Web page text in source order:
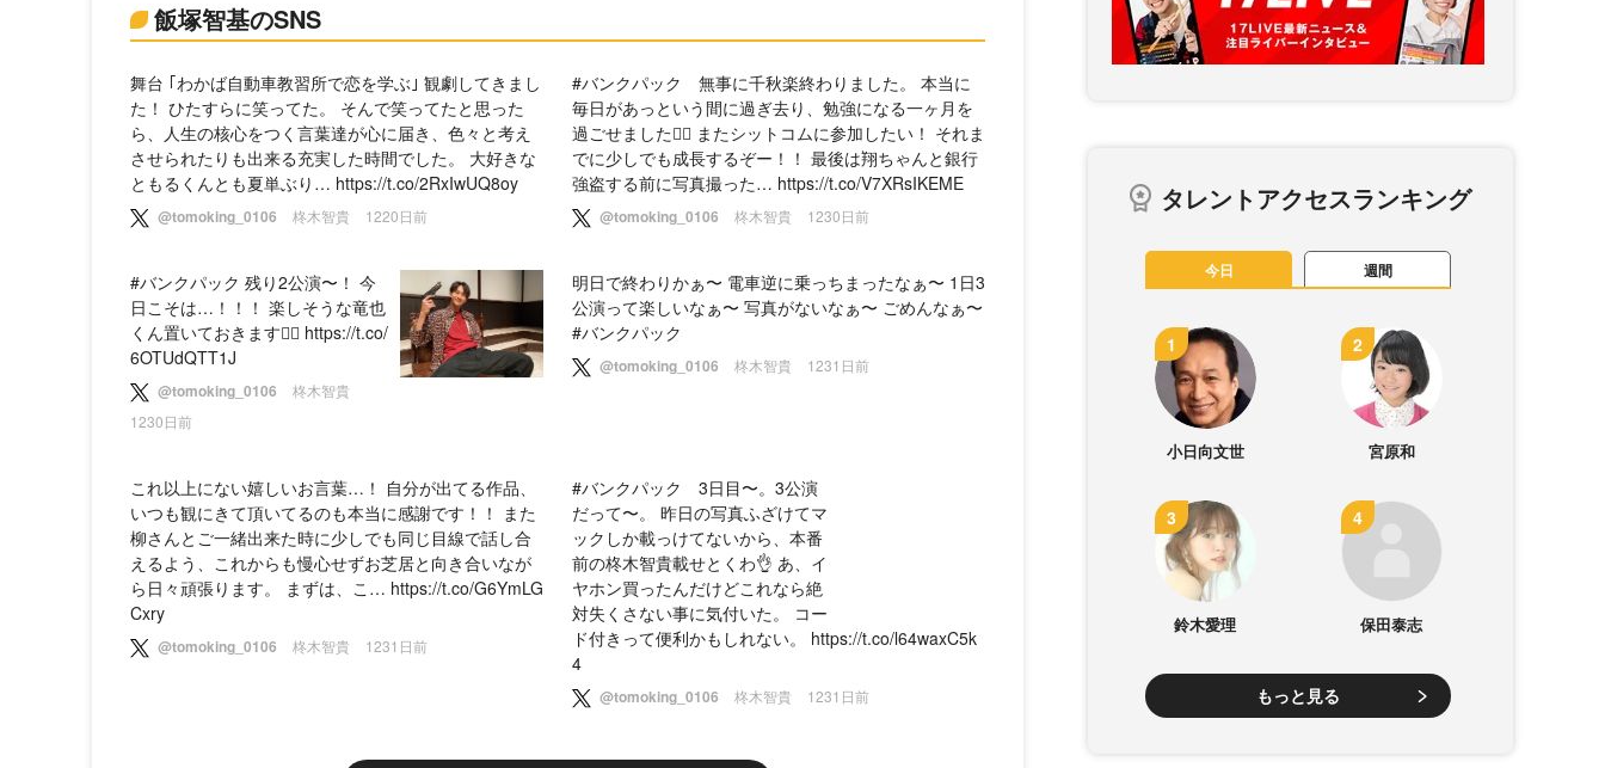
飯塚智基のSNS
舞台 ｢わかば自動車教習所で恋を学ぶ｣ 観劇してきまし
た！ ひたすらに笑ってた。 そんで笑ってたと思った
ら、人生の核心をつく言葉達が心に届き、色々と考え
させられたりも出来る充実した時間でした。 大好きな
ともるくんとも夏単ぶり… https://t.co/2RxIwUQ8oy
@tomoking_0106 柊木智貴 1220日前
#バンクパック 無事に千秋楽終わりました。 本当に
毎日があっという間に過ぎ去り、勉強になる一ヶ月を
過ごせました🙆‍♂️ またシットコムに参加したい！ それま
でに少しでも成長するぞー！！ 最後は翔ちゃんと銀行
強盗する前に写真撮った… https://t.co/V7XRsIKEME
@tomoking_0106 柊木智貴 1230日前
#バンクパック 残り2公演〜！ 今
日こそは…！！！ 楽しそうな竜也
くん置いておきます🙆‍♂️ https://t.co/
6OTUdQTT1J
@tomoking_0106
柊木智貴
1230日前
明日で終わりかぁ〜 電車逆に乗っちまったなぁ〜 1日3
公演って楽しいなぁ〜 写真がないなぁ〜 ごめんなぁ〜
#バンクパック
@tomoking_0106 柊木智貴 1231日前
これ以上にない嬉しいお言葉…！ 自分が出てる作品、
いつも観にきて頂いてるのも本当に感謝です！！ また
柳さんとご一緒出来た時に少しでも同じ目線で話し合
えるよう、これからも慢心せずお芝居と向き合いなが
ら日々頑張ります。 まずは、こ… https://t.co/G6YmLG
Cxry
@tomoking_0106 柊木智貴 1231日前
#バンクパック 3日目〜。3公演
だって〜。 昨日の写真ふざけてマ
ックしか載っけてないから、本番
前の柊木智貴載せとくわ👌 あ、イ
ヤホン買ったんだけどこれなら絶
対失くさない事に気付いた。 コー
ド付きって便利かもしれない。 https://t.co/l64waxC5k
4
@tomoking_0106 柊木智貴 1231日前
タレントアクセスランキング
今日 週間
小日向文世 宮原和
鈴木愛理 保田泰志
もっと見る